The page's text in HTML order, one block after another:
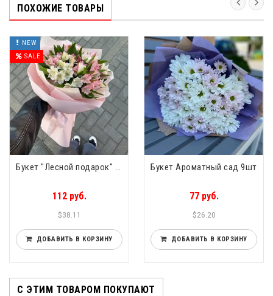
ПОХОЖИЕ ТОВАРЫ
SALE
NEW
Букет "Лесной подарок" 15шт
112 руб.
$38.11
ДОБАВИТЬ В КОРЗИНУ
Букет Ароматный сад 9шт
77 руб.
$26.20
ДОБАВИТЬ В КОРЗИНУ
С ЭТИМ ТОВАРОМ ПОКУПАЮТ